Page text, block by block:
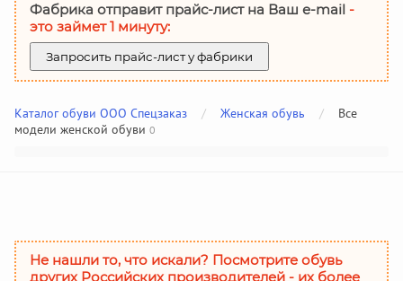
Фабрика отправит прайс-лист на Ваш е-mail -
это займет 1 минуту:
Запросить прайс-лист у фабрики
Каталог обуви ООО Спецзаказ / Женская обувь /
Все
модели женской обуви 0
Не нашли то, что искали? Посмотрите обувь
других Российских производителей - их более